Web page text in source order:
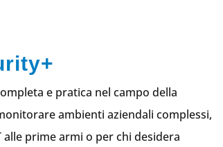
e pratica nel campo della
ambienti aziendali complessi,
prime armi o per chi desidera